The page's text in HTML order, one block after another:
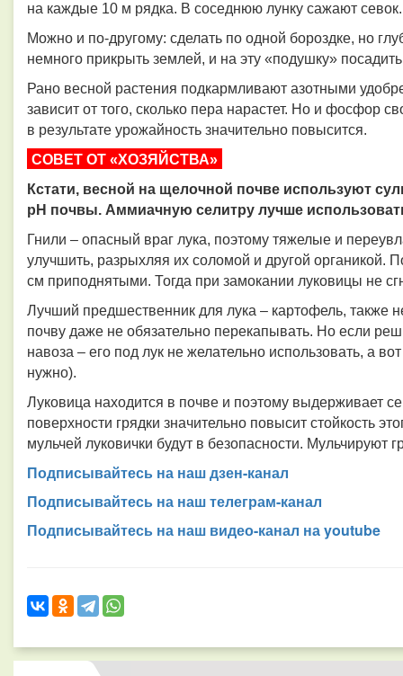
на каждые 10 м рядка. В соседнюю лунку сажают севок.
Можно и по-другому: сделать по одной бороздке, но
немного прикрыть землей, и на эту «подушку»
Рано весной растения подкармливают азотными
зависит от того, сколько пера нарастет. Но и фосфор
в результате урожайность значительно повысится.
СОВЕТ ОТ «ХОЗЯЙСТВА»
Кстати, весной на щелочной почве используют
рН почвы. Аммиачную селитру лучше
Гнили – опасный враг лука, поэтому тяжелые и
улучшить, разрыхляя их соломой и другой органикой.
см приподнятыми. Тогда при замокании луковицы не
Лучший предшественник для лука – картофель, также
почву даже не обязательно перекапывать. Но если
навоза – его под лук не желательно использовать, а
нужно).
Луковица находится в почве и поэтому выдерживает
поверхности грядки значительно повысит стойкость
мульчей луковички будут в безопасности. Мульчируют
Подписывайтесь на наш дзен-канал
Подписывайтесь на наш телеграм-канал
Подписывайтесь на наш видео-канал на youtube